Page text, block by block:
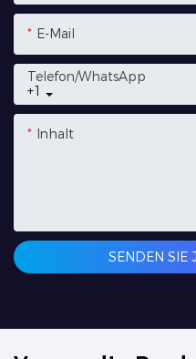
E-Mail
+1
Telefon/WhatsApp
Inhalt
SENDEN SIE